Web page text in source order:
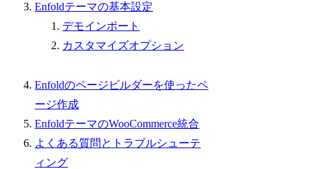
Enfoldテーマの基本設定
デモインポート
カスタマイズオプション
Enfoldのページビルダーを使ったペ
ージ作成
EnfoldテーマのWooCommerce統合
よくある質問とトラブルシューテ
ィング